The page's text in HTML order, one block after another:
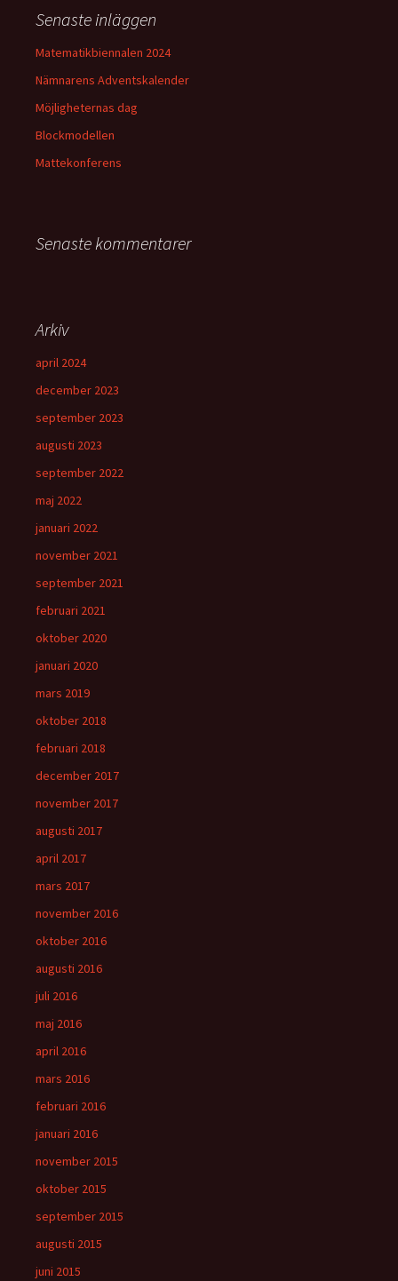
Senaste inläggen
Matematikbiennalen 2024
Nämnarens Adventskalender
Möjligheternas dag
Blockmodellen
Mattekonferens
Senaste kommentarer
Arkiv
april 2024
december 2023
september 2023
augusti 2023
september 2022
maj 2022
januari 2022
november 2021
september 2021
februari 2021
oktober 2020
januari 2020
mars 2019
oktober 2018
februari 2018
december 2017
november 2017
augusti 2017
april 2017
mars 2017
november 2016
oktober 2016
augusti 2016
juli 2016
maj 2016
april 2016
mars 2016
februari 2016
januari 2016
november 2015
oktober 2015
september 2015
augusti 2015
juni 2015